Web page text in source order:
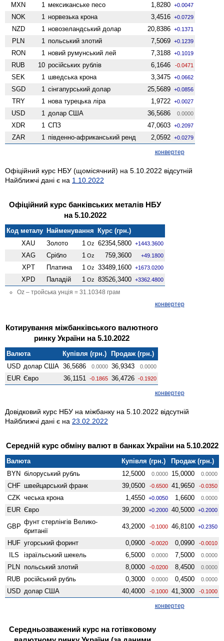
MXN 1 мексиканське песо 1,8280 +0.0047
NOK 1 норвезька крона 3,4516 +0.0729
NZD 1 ново­зеландський долар 20,8386 +0.1371
PLN 1 польський злотий 7,5069 +0.1239
RON 1 новий румунський лей 7,3188 +0.1019
RUB 10 російських рублів 6,1646 -0.0471
SEK 1 шведська крона 3,3475 +0.0662
SGD 1 сінгапурський долар 25,5689 +0.0856
TRY 1 нова турецька ліра 1,9722 +0.0027
USD 1 долар США 36,5686 0.0000
XDR 1 СПЗ 47,0603 +0.2097
ZAR 1 південно-африканський ренд 2,0592 +0.0279
конвертер
Офіційний курс НБУ (щомісячний) на 5.10.2022 відсутній
Найближчі дані є на 1.10.2022
Офіційний курс банківських металів НБУ
на 5.10.2022
Код металу Найменування Курс (грн.)
XAU
Золото 1 Oz 62354,5800 +1443.3600
XAG Срібло 1 Oz 759,3600 +49.1800
XPT Платина 1 Oz 33489,1600 +1673.0200
XPD Паладій 1 Oz 83526,3400 +3362.4800
Oz – тройська унція = 31.10348 грам
конвертер
Котирування міжбанківського валютного
ринку України на 5.10.2022
Валюта Купівля (грн.)
Продаж (грн.)
USD долар США 36,5686 0.0000 36,9343 0.0000
EUR Євро 36,1151 -0.1865 36,4726 -0.1920
конвертер
Довідковий курс НБУ на міжбанку на 5.10.2022 відсутній
Найближчі дані є на 23.02.2022
Середній курс обміну валют в банках України на 5.10.2022
Валюта Купівля (грн.)
Продаж (грн.)
BYN білоруський рубль 12,5000 0.0000 15,0000 0.0000
CHF швейцарський франк 39,0500 -0.6500 41,9650 -0.0350
CZK чеська крона 1,4550 +0.0050 1,6600 0.0000
EUR Євро 39,2000 +0.2000 40,5000 +0.2000
GBP
фунт стерлінгів Велико­
британії
43,2000 -0.1000 46,8100 +0.2350
HUF угорський форинт 0,0900 -0.0020 0,0990 -0.0010
ILS ізраїльський шекель 6,5000 0.0000 7,5000 0.0000
PLN польський злотий 8,0000 -0.0200 8,4500 0.0000
RUB російський рубль 0,3000 0.0000 0,4500 0.0000
USD долар США 40,4000 -0.1000 41,3000 -0.1000
конвертер
Середньозважений курс на готівковому